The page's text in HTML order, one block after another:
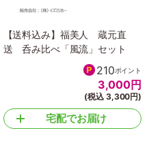
【送料込み】福美人 蔵元直
送 呑み比べ「風流」セット
210ポイント
3,000円
(税込 3,300円)
宅配でお届け